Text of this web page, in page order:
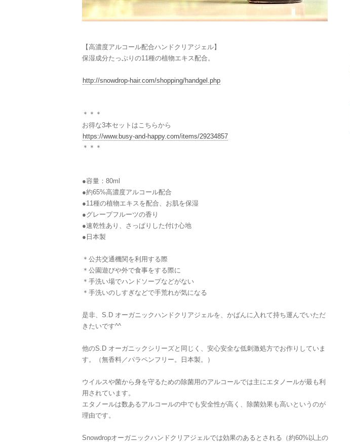
【高濃度アルコール配合ハンドクリアジェル】
保湿成分たっぷりの11種の植物エキス配合。
http://snowdrop-hair.com/shopping/handgel.php
＊＊＊
お得な3本セットはこちらから
https://www.busy-and-happy.com/items/29234857
＊＊＊
●容量：80ml
●約65%高濃度アルコール配合
●11種の植物エキスを配合、お肌を保湿
●グレープフルーツの香り
●速乾性あり、さっぱりした付け心地
●日本製
＊公共交通機関を利用する際
＊公園遊びや外で食事をする際に
＊手洗い場でハンドソープなどがない
＊手洗いのしすぎなどで手荒れが気になる
是非、S.D オーガニックハンドクリアジェルを、かばんに入れて持ち運んでいただ
きたいです^^
他のS.D オーガニックシリーズと同じく、安心安全な低刺激処方でお作りしていま
す。（無香料／パラペンフリー。日本製。）
ウイルスや菌から身を守るための除菌用のアルコールでは主にエタノールが最も利
用されています。
エタノールは数あるアルコールの中でも安全性が高く、除菌効果も高いというのが
理由です。
Snowdropオーガニックハンドクリアジェルでは効果のあるとされる（約60%以上の